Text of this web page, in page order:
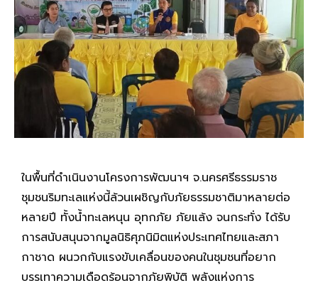
ในพื้นที่ดำเนินงานโครงการพัฒนาฯ จ.นครศรีธรรมราช
ชุมชนริมทะเลแห่งนี้ล้วนเผชิญกับภัยธรรมชาติมาหลายต่อ
หลายปี ทั้งน้ำทะเลหนุน อุทกภัย ภัยแล้ง จนกระทั่ง ได้รับ
การสนับสนุนจากมูลนิธิศุภนิมิตแห่งประเทศไทยและสภา
กาชาด ผนวกกับแรงขับเคลื่อนของคนในชุมชนที่อยาก
บรรเทาความเดือดร้อนจากภัยพิบัติ พลังแห่งการ